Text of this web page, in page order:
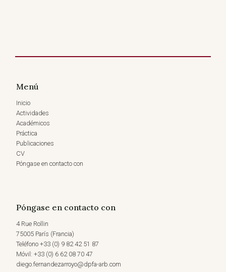
Menú
Inicio
Actividades
Académicos
Práctica
Publicaciones
CV
Póngase en contacto con
Póngase en contacto con
4 Rue Rollin
75005 París (Francia)
Teléfono +33 (0) 9 82 42 51 87
Móvil: +33 (0) 6 62 08 70 47
diego.fernandezarroyo@dpfa-arb.com